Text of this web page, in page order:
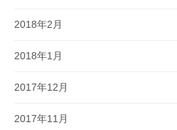
2018年2月
2018年1月
2017年12月
2017年11月